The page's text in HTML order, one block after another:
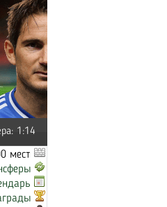
1:14
мест